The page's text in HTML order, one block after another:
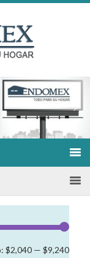
$2,040 —$9,240